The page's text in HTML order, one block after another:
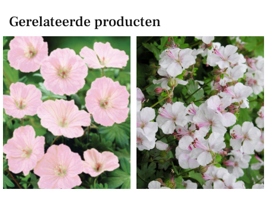
Gerelateerde producten